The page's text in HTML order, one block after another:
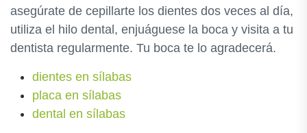
asegúrate de cepillarte los dientes dos veces al día,
utiliza el hilo dental, enjuáguese la boca y visita a tu
dentista regularmente. Tu boca te lo agradecerá.
dientes en sílabas
placa en sílabas
dental en sílabas